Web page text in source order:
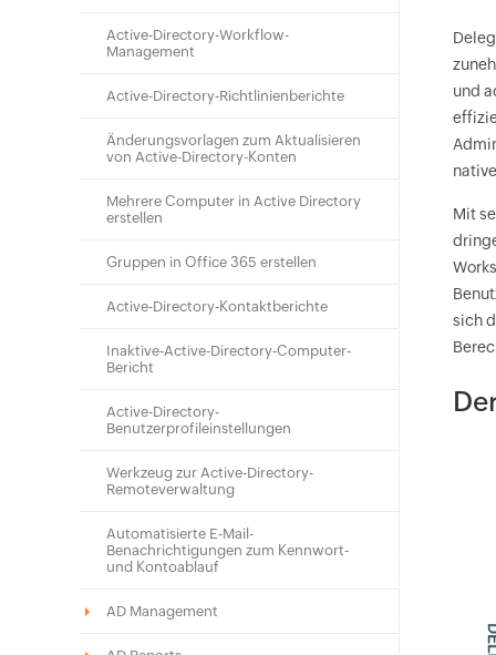
Active-Directory-Workflow-
Management
Active-Directory-Richtlinienberichte
Änderungsvorlagen zum Aktualisieren
von Active-Directory-Konten
Mehrere Computer in Active Directory
erstellen
Gruppen in Office 365 erstellen
Active-Directory-Kontaktberichte
Inaktive-Active-Directory-Computer-
Bericht
Active-Directory-
Benutzerprofileinstellungen
Werkzeug zur Active-Directory-
Remoteverwaltung
Automatisierte E-Mail-
Benachrichtigungen zum Kennwort-
und Kontoablauf
AD Management
und
Mit
sich